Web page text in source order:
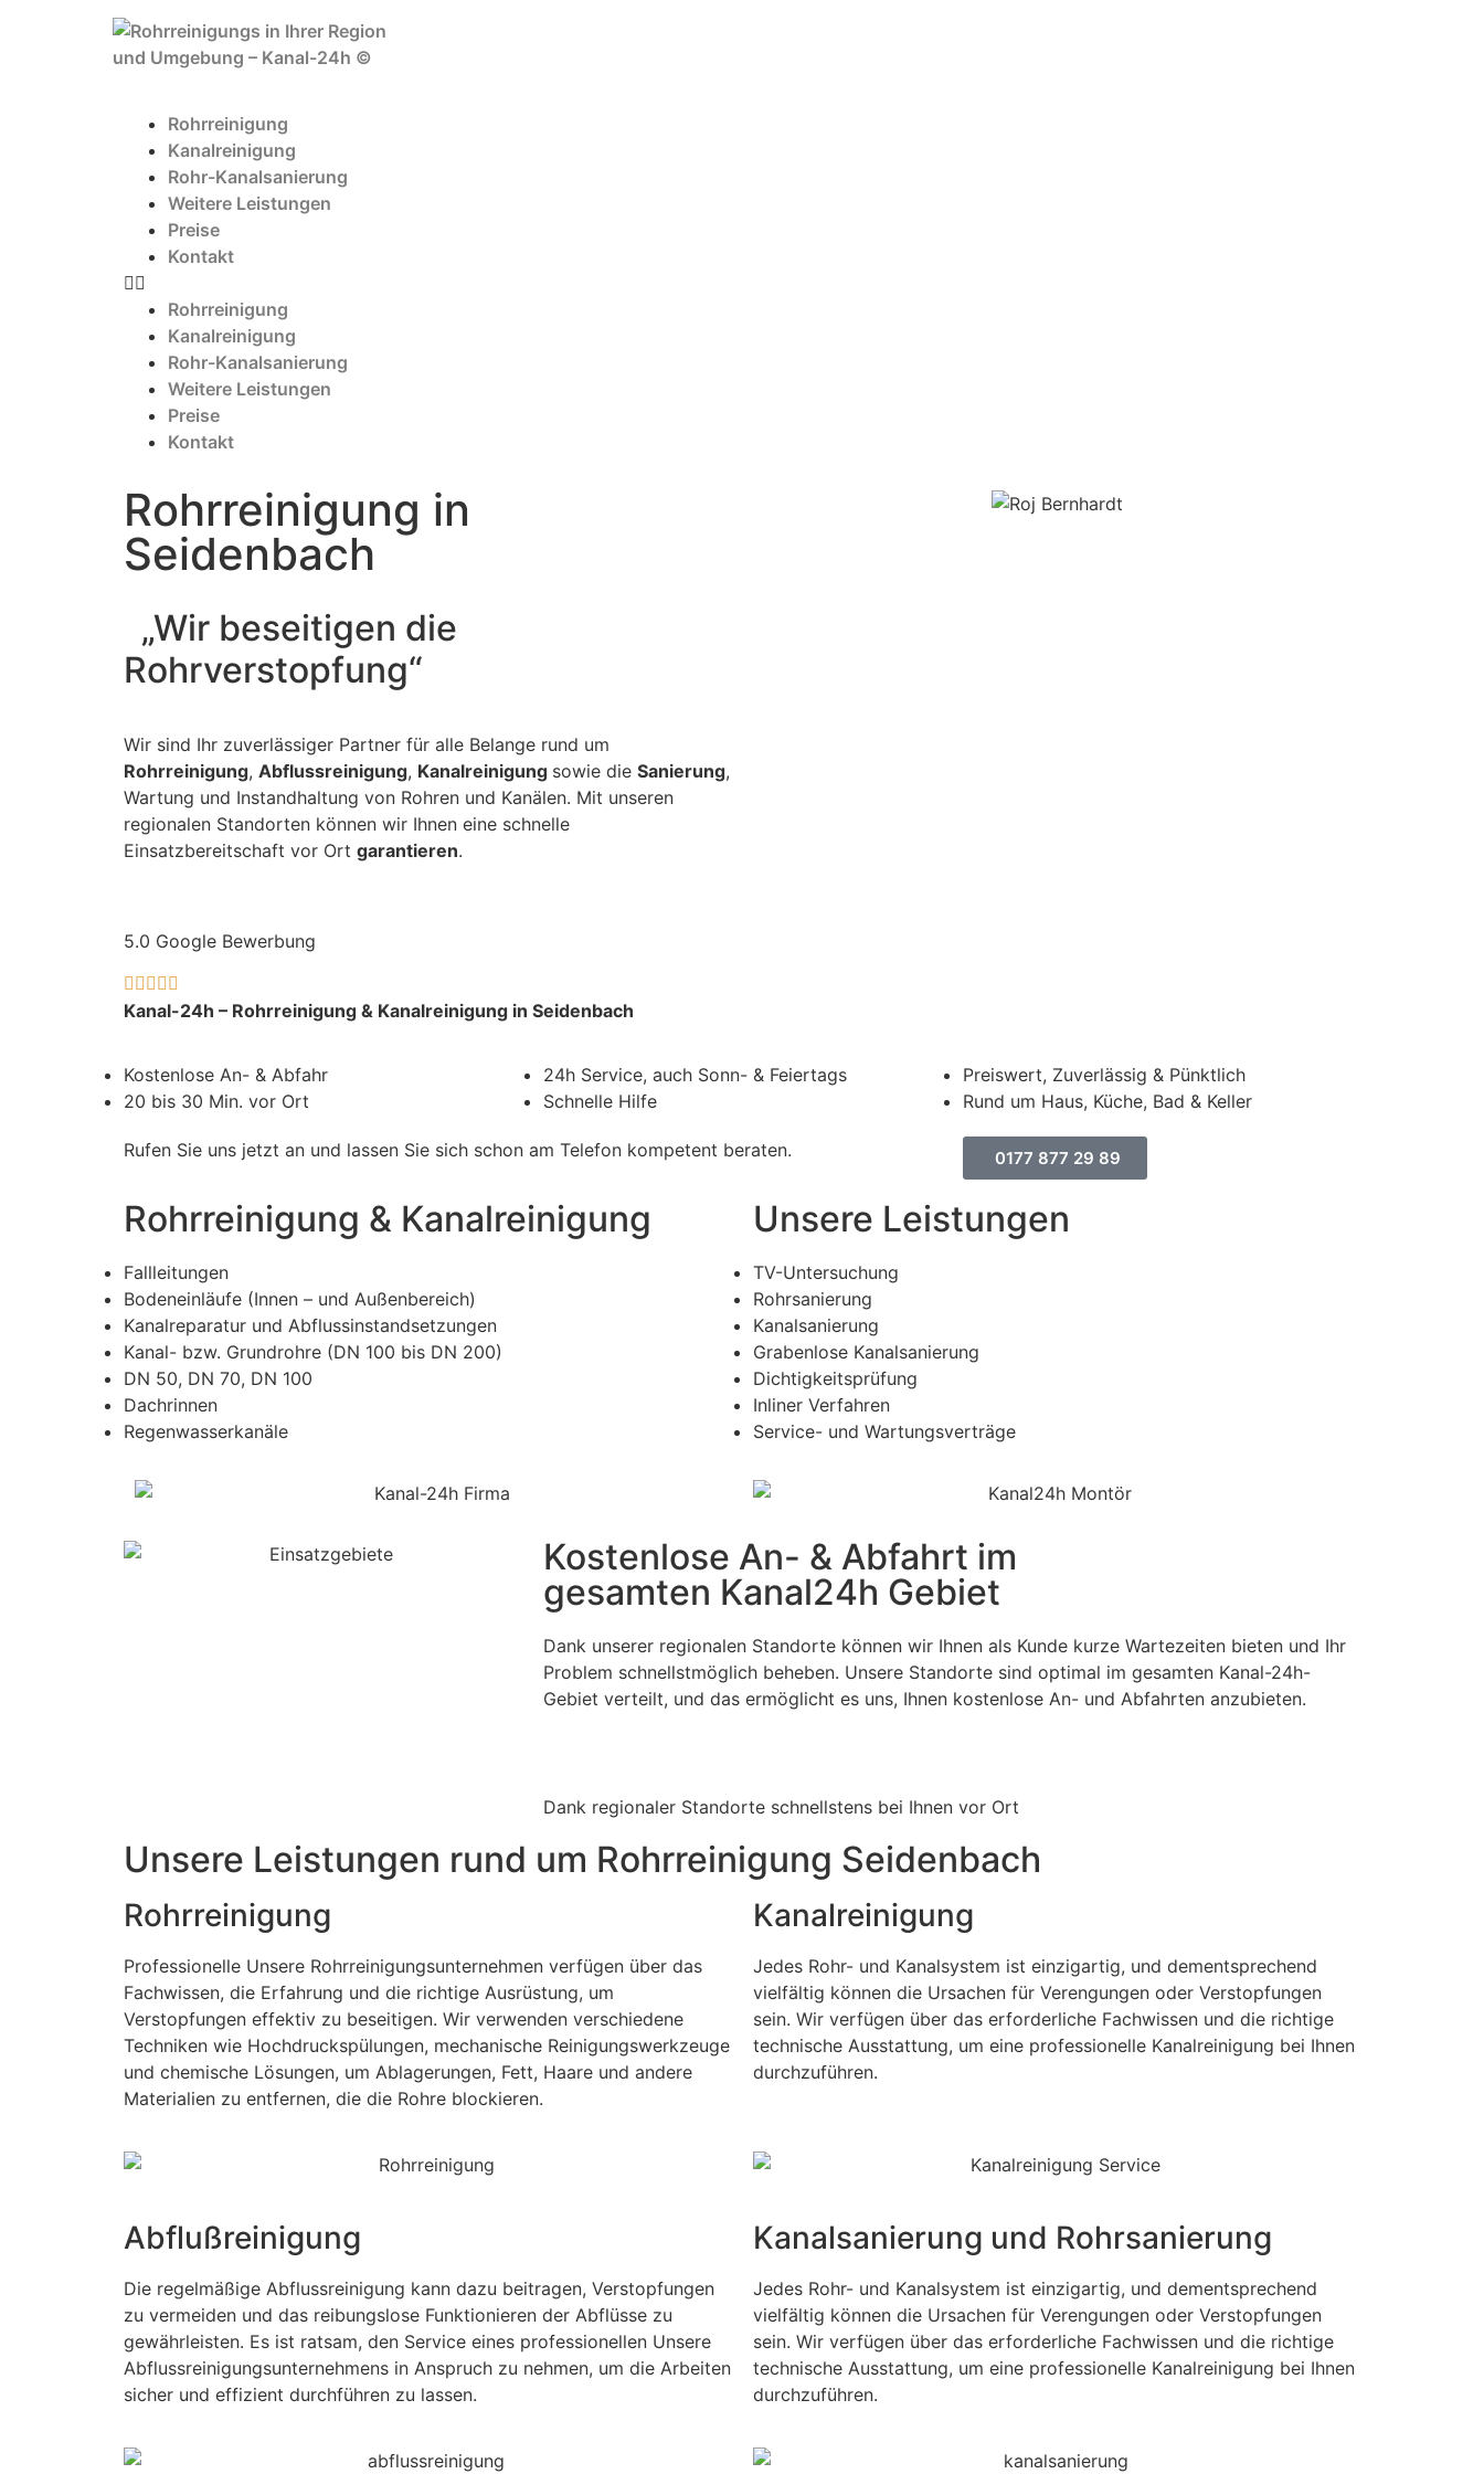
Rohrreinigung
Kanalreinigung
Rohr-Kanalsanierung
Weitere Leistungen
Preise
Kontakt
Rohrreinigung
Kanalreinigung
Rohr-Kanalsanierung
Weitere Leistungen
Preise
Kontakt
Rohrreinigung in
Seidenbach
„Wir beseitigen die
Rohrverstopfung“
Wir sind Ihr zuverlässiger Partner für alle Belange rund um
Rohrreinigung, Abflussreinigung, Kanalreinigung sowie die Sanierung,
Wartung und Instandhaltung von Rohren und Kanälen. Mit unseren
regionalen Standorten können wir Ihnen eine schnelle
Einsatzbereitschaft vor Ort garantieren.
5.0 Google Bewerbung
    
Kanal-24h – Rohrreinigung & Kanalreinigung in Seidenbach
Kostenlose An- & Abfahr
20 bis 30 Min. vor Ort
24h Service, auch Sonn- & Feiertags
Schnelle Hilfe
Preiswert, Zuverlässig & Pünktlich
Rund um Haus, Küche, Bad & Keller
Rufen Sie uns jetzt an und lassen Sie sich schon am Telefon kompetent beraten. 0177 877 29 89
Rohrreinigung & Kanalreinigung
Fallleitungen
Bodeneinläufe (Innen – und Außenbereich)
Kanalreparatur und Abflussinstandsetzungen
Kanal- bzw. Grundrohre (DN 100 bis DN 200)
DN 50, DN 70, DN 100
Dachrinnen
Regenwasserkanäle
Unsere Leistungen
TV-Untersuchung
Rohrsanierung
Kanalsanierung
Grabenlose Kanalsanierung
Dichtigkeitsprüfung
Inliner Verfahren
Service- und Wartungsverträge
Kostenlose An- & Abfahrt im
gesamten Kanal24h Gebiet
Dank unserer regionalen Standorte können wir Ihnen als Kunde kurze Wartezeiten bieten und Ihr
Problem schnellstmöglich beheben. Unsere Standorte sind optimal im gesamten Kanal-24h-
Gebiet verteilt, und das ermöglicht es uns, Ihnen kostenlose An- und Abfahrten anzubieten.
Dank regionaler Standorte schnellstens bei Ihnen vor Ort
Unsere Leistungen rund um Rohrreinigung Seidenbach
Rohrreinigung
Professionelle Unsere Rohrreinigungsunternehmen verfügen über das
Fachwissen, die Erfahrung und die richtige Ausrüstung, um
Verstopfungen effektiv zu beseitigen. Wir verwenden verschiedene
Techniken wie Hochdruckspülungen, mechanische Reinigungswerkzeuge
und chemische Lösungen, um Ablagerungen, Fett, Haare und andere
Materialien zu entfernen, die die Rohre blockieren.
Kanalreinigung
Jedes Rohr- und Kanalsystem ist einzigartig, und dementsprechend
vielfältig können die Ursachen für Verengungen oder Verstopfungen
sein. Wir verfügen über das erforderliche Fachwissen und die richtige
technische Ausstattung, um eine professionelle Kanalreinigung bei Ihnen
durchzuführen.
Abflußreinigung
Die regelmäßige Abflussreinigung kann dazu beitragen, Verstopfungen
zu vermeiden und das reibungslose Funktionieren der Abflüsse zu
gewährleisten. Es ist ratsam, den Service eines professionellen Unsere
Abflussreinigungsunternehmens in Anspruch zu nehmen, um die Arbeiten
sicher und effizient durchführen zu lassen.
Kanalsanierung und Rohrsanierung
Jedes Rohr- und Kanalsystem ist einzigartig, und dementsprechend
vielfältig können die Ursachen für Verengungen oder Verstopfungen
sein. Wir verfügen über das erforderliche Fachwissen und die richtige
technische Ausstattung, um eine professionelle Kanalreinigung bei Ihnen
durchzuführen.